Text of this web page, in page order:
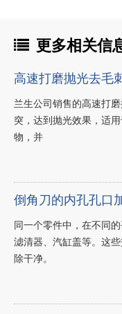
更多相关信
高速打磨抛光去毛
兰生公司销售的高速打
突，达到抛光效果，适
物，并
倒角刀的内孔孔口
同一个零件中，在不同
滤清器、汽缸盖等。这
除干净。